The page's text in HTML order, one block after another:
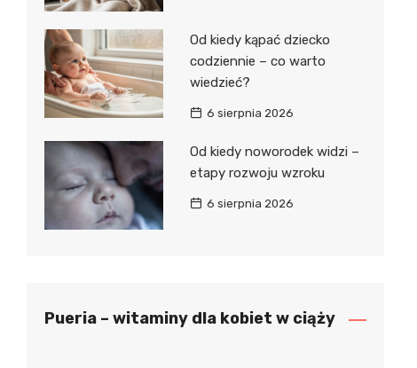
Od kiedy kąpać dziecko
codziennie – co warto
wiedzieć?
6 sierpnia 2026
Od kiedy noworodek widzi –
etapy rozwoju wzroku
6 sierpnia 2026
Pueria – witaminy dla kobiet w ciąży